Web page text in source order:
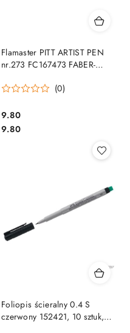
Flamaster PITT ARTIST PEN
nr.273 FC167473 FABER-
(0)
Cena:
9.80
Cena:
9.80
Foliopis ścieralny 0.4 S
czerwony 152421, 10 sztuk,